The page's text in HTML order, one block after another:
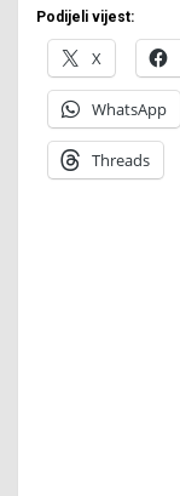
Podijeli vijest:
X
WhatsApp
Threads